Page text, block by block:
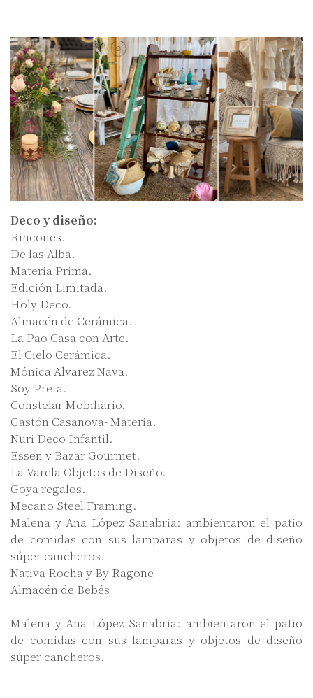
Deco y diseño:
Rincones.
De las Alba.
Materia Prima.
Edición Limitada.
Holy Deco.
Almacén de Cerámica.
La Pao Casa con Arte.
El Cielo Cerámica.
Mónica Alvarez Nava.
Soy Preta.
Constelar Mobiliario.
Gastón Casanova- Materia.
Nuri Deco Infantil.
Essen y Bazar Gourmet.
La Varela Objetos de Diseño.
Goya regalos.
Mecano Steel Framing.
Malena y Ana López Sanabria: ambientaron el patio
de comidas con sus lamparas y objetos de diseño
súper cancheros.
Nativa Rocha y By Ragone
Almacén de Bebés
Malena y Ana López Sanabria: ambientaron el patio
de comidas con sus lamparas y objetos de diseño
súper cancheros.